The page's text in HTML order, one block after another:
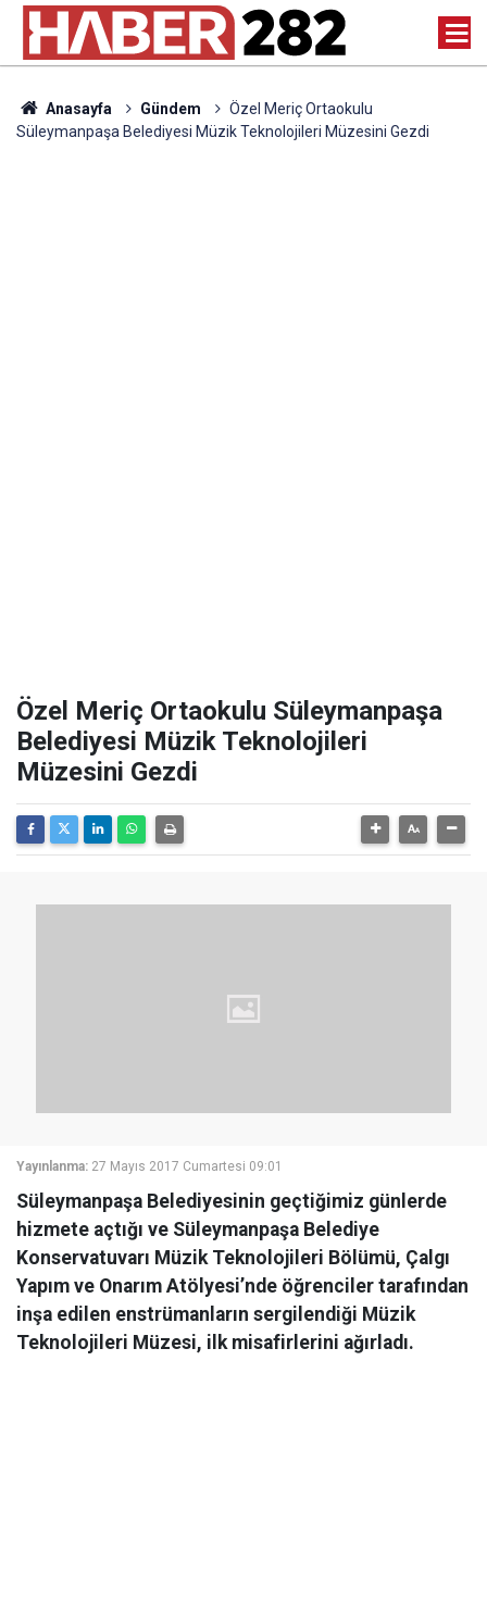
Anasayfa Gündem
Özel Meriç Ortaokulu
Süleymanpaşa Belediyesi Müzik Teknolojileri Müzesini Gezdi
Özel Meriç Ortaokulu Süleymanpaşa
Belediyesi Müzik Teknolojileri
Müzesini Gezdi
Yayınlanma: 27 Mayıs 2017 Cumartesi 09:01
Süleymanpaşa Belediyesinin geçtiğimiz günlerde
hizmete açtığı ve Süleymanpaşa Belediye
Konservatuvarı Müzik Teknolojileri Bölümü, Çalgı
Yapım ve Onarım Atölyesi’nde öğrenciler tarafından
inşa edilen enstrümanların sergilendiği Müzik
Teknolojileri Müzesi, ilk misafirlerini ağırladı.